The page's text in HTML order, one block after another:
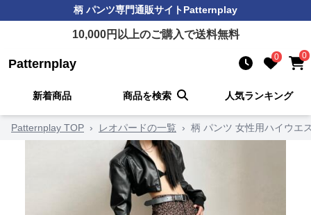
柄 パンツ専門通販サイトPatternplay
10,000円以上のご購入で送料無料
Patternplay 0 0
新着商品 商品を検索 人気ランキング
Patternplay TOP › レオパードの一覧 › 柄 パンツ 女性用ハイウエ